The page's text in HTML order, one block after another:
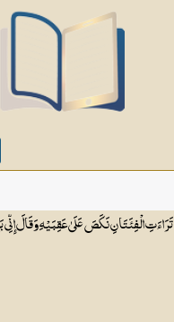
تَرَاءَتِ الْفِئَتَانِ نَكَصَ عَلَىٰ عَقِبَيْهِ وَقَالَ